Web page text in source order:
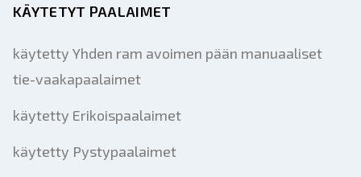
KÄYTETYT PAALAIMET
käytetty Yhden ram avoimen pään manuaaliset
tie-vaakapaalaimet
käytetty Erikoispaalaimet
käytetty Pystypaalaimet